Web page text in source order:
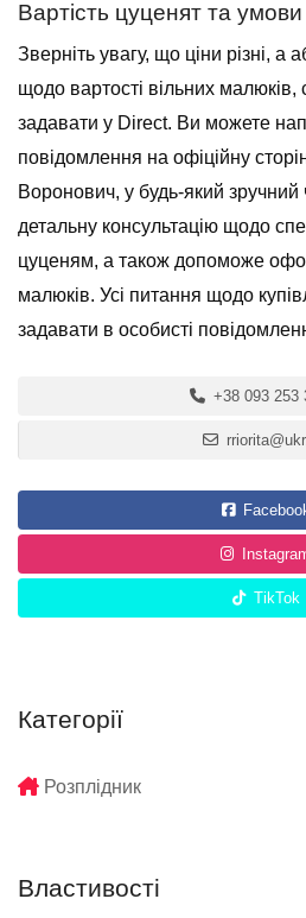
Вартість цуценят та
Зверніть увагу, що ціни різні, а
щодо вартості вільних малюків,
задавати у Direct. Ви можете
повідомлення на офіційну
Воронович, у будь-який
детальну консультацію щодо
цуценям, а також допоможе
малюків. Усі питання щодо
задавати в особисті
+38 093 253
TikTok
Категорії
Розплідник
Властивості